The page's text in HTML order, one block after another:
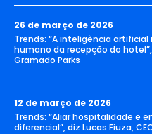
26 de março de 2026
Trends: “A inteligência
humano da recepção do
Gramado Parks
12 de março de 2026
Trends: “Aliar hospitalidade e
diferencial”, diz Lucas Fiuza,